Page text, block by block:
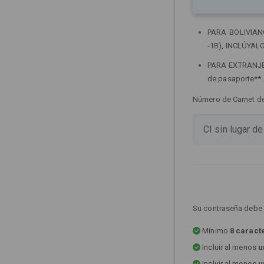
PARA
-1B),
PARA
de pasaporte**.
Número de Carnet
Su contraseña
Mínimo 8
Incluir al menos